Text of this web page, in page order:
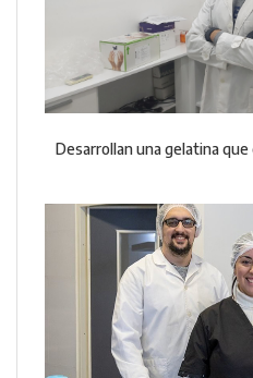
Desarrollan una gelatina